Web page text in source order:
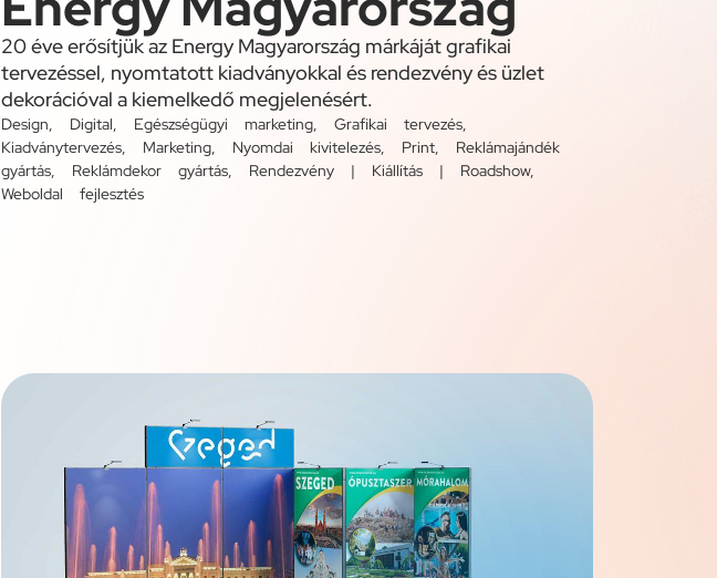
20 éve erősítjük az Energy Magyarország márkáját grafikai
tervezéssel, nyomtatott kiadványokkal és rendezvény és üzlet
dekorációval a kiemelkedő megjelenésért.
Design, Digital, Egészségügyi marketing, Grafikai tervezés,
Kiadványtervezés, Marketing, Nyomdai kivitelezés, Print, Reklámajándék
gyártás, Reklámdekor gyártás, Rendezvény | Kiállítás | Roadshow,
Weboldal fejlesztés